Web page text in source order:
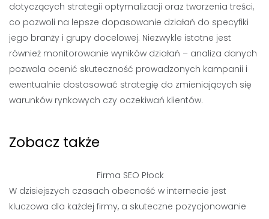
dotyczących strategii optymalizacji oraz tworzenia treści,
co pozwoli na lepsze dopasowanie działań do specyfiki
jego branży i grupy docelowej. Niezwykle istotne jest
również monitorowanie wyników działań – analiza danych
pozwala ocenić skuteczność prowadzonych kampanii i
ewentualnie dostosować strategię do zmieniających się
warunków rynkowych czy oczekiwań klientów.
Zobacz także
Firma SEO Płock
W dzisiejszych czasach obecność w internecie jest
kluczowa dla każdej firmy, a skuteczne pozycjonowanie